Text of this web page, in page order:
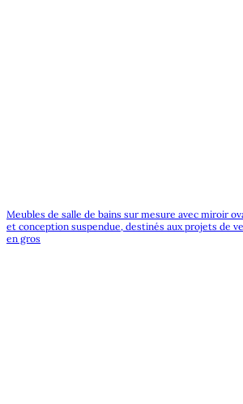
Meubles de salle de bains sur mesure avec miroir
et conception suspendue, destinés aux projets de
en gros